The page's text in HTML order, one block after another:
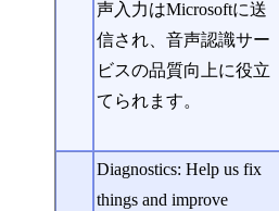
声入力はMicrosoftに送
信され、音声認識サー
ビスの品質向上に役立
てられます。
Diagnostics: Help us fix
things and improve